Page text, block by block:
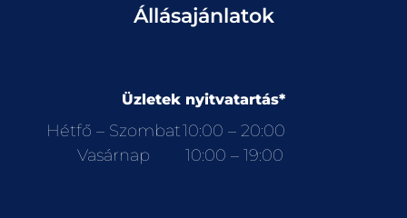
Állásajánlatok
Üzletek nyitvatartás*
Hétfő – Szombat10:00 – 20:00
Vasárnap
10:00 – 19:00